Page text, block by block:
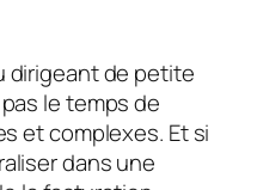
dirigeant de petite
le temps de
et complexes. Et si
dans une